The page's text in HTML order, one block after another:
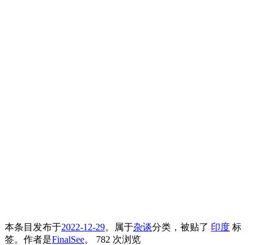
本条目发布于2022-12-29。属于杂谈分类，被贴了 印度 标
签。 作者是FinalSee。 782 次浏览